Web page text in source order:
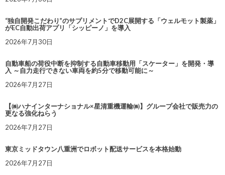
“独自開発こだわり”のサプリメントでD2C展開する「ウェルモット製薬」
がEC自動出荷アプリ「シッピーノ」を導入
2026年7月30日
自動車船の荷役中断を抑制する自動車移動用「スケーター」を開発・導
入 ～自力走行できない車両を約5分で移動可能に～
2026年7月27日
【㈱ハナインターナショナル×星清重機運輸㈱】グループ会社で販売力の
更なる強化ねらう
2026年7月27日
東京ミッドタウン八重洲でロボット配送サービスを本格始動
2026年7月27日